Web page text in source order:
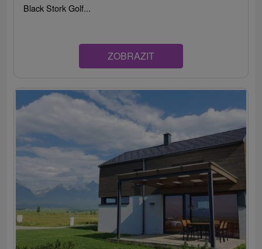
Black Stork Golf...
ZOBRAZIT